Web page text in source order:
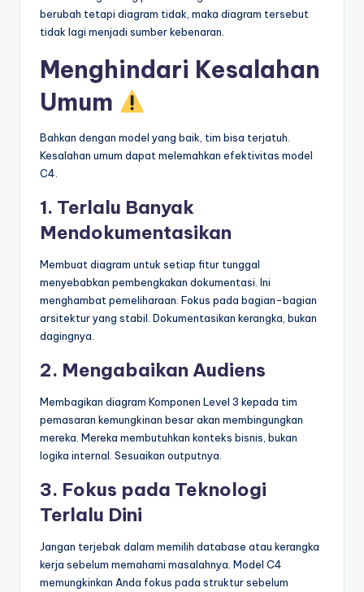
berubah tetapi diagram tidak, maka diagram tersebut
tidak lagi menjadi sumber kebenaran.
Menghindari Kesalahan
Umum
Bahkan dengan model yang baik, tim bisa terjatuh.
Kesalahan umum dapat melemahkan efektivitas model
C4.
1. Terlalu Banyak
Mendokumentasikan
Membuat diagram untuk setiap fitur tunggal
menyebabkan pembengkakan dokumentasi. Ini
menghambat pemeliharaan. Fokus pada bagian-bagian
arsitektur yang stabil. Dokumentasikan kerangka, bukan
dagingnya.
2. Mengabaikan Audiens
Membagikan diagram Komponen Level 3 kepada tim
pemasaran kemungkinan besar akan membingungkan
mereka. Mereka membutuhkan konteks bisnis, bukan
logika internal. Sesuaikan outputnya.
3. Fokus pada Teknologi
Terlalu Dini
Jangan terjebak dalam memilih database atau kerangka
kerja sebelum memahami masalahnya. Model C4
memungkinkan Anda fokus pada struktur sebelum